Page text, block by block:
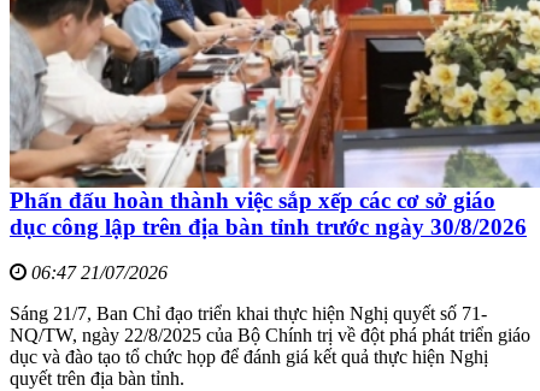
Phấn đấu hoàn thành việc sắp xếp các cơ sở giáo
dục công lập trên địa bàn tỉnh trước ngày 30/8/2026
06:47 21/07/2026
Sáng 21/7, Ban Chỉ đạo triển khai thực hiện Nghị quyết số 71-
NQ/TW, ngày 22/8/2025 của Bộ Chính trị về đột phá phát triển giáo
dục và đào tạo tổ chức họp để đánh giá kết quả thực hiện Nghị
quyết trên địa bàn tỉnh.